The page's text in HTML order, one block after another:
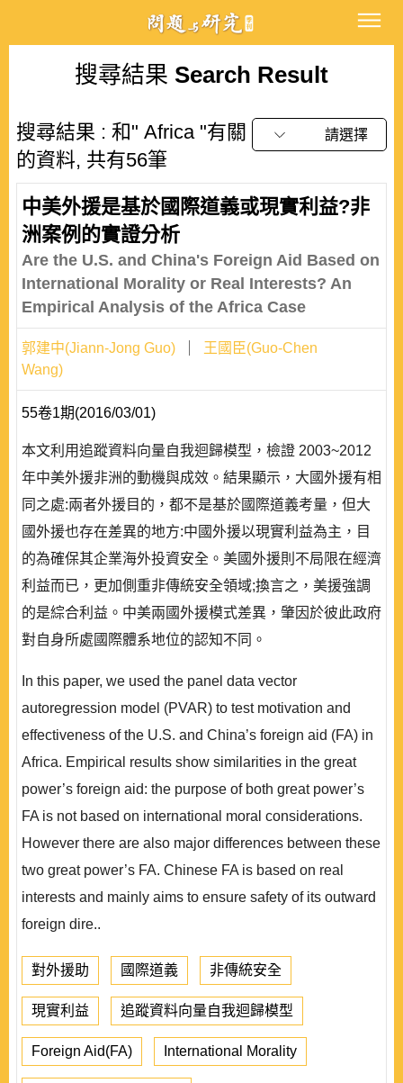
搜尋結果 Search Result
搜尋結果 : 和" Africa "有關
的資料, 共有56筆
請選擇
中美外援是基於國際道義或現實利益?非
洲案例的實證分析
Are the U.S. and China's Foreign Aid Based on
International Morality or Real Interests? An
Empirical Analysis of the Africa Case
郭建中(Jiann-Jong Guo)
王國臣(Guo-Chen
Wang)
55卷1期(2016/03/01)
本文利用追蹤資料向量自我迴歸模型，檢證 2003~2012
年中美外援非洲的動機與成效。結果顯示，大國外援有相
同之處:兩者外援目的，都不是基於國際道義考量，但大
國外援也存在差異的地方:中國外援以現實利益為主，目
的為確保其企業海外投資安全。美國外援則不局限在經濟
利益而已，更加側重非傳統安全領域;換言之，美援強調
的是綜合利益。中美兩國外援模式差異，肇因於彼此政府
對自身所處國際體系地位的認知不同。
In this paper, we used the panel data vector
autoregression model (PVAR) to test motivation and
effectiveness of the U.S. and China’s foreign aid (FA) in
Africa. Empirical results show similarities in the great
power’s foreign aid: the purpose of both great power’s
FA is not based on international moral considerations.
However there are also major differences between these
two great power’s FA. Chinese FA is based on real
interests and mainly aims to ensure safety of its outward
foreign dire..
對外援助 國際道義 非傳統安全
現實利益 追蹤資料向量自我迴歸模型
Foreign Aid(FA) International Morality